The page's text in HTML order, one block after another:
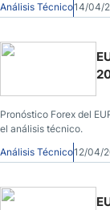
Análisis Técnico14/04/
Pronóstico Forex del
el análisis técnico.
Análisis Técnico12/04/